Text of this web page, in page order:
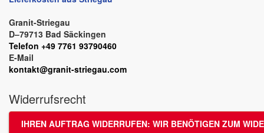
Granit-Striegau
D–79713 Bad Säckingen
Telefon +49 7761 93790460
E-Mail
kontakt@granit-striegau.com
Widerrufsrecht
IHREN AUFTRAG WIDERRUFEN: WIR BENÖTIGEN ZUM